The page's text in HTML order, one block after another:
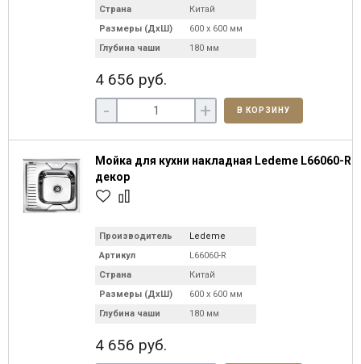
Страна
Китай
Размеры (ДхШ)
600 х 600 мм
Глубина чаши
180 мм
4 656 руб.
- + В КОРЗИНУ
Мойка для кухни накладная Ledeme L66060-R
декор
Производитель
Ledeme
Артикул
L66060-R
Страна
Китай
Размеры (ДхШ)
600 х 600 мм
Глубина чаши
180 мм
4 656 руб.